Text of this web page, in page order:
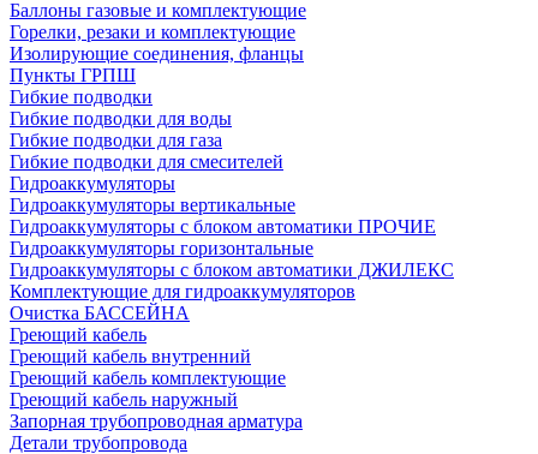
Баллоны газовые и комплектующие
Горелки, резаки и комплектующие
Изолирующие соединения, фланцы
Пункты ГРПШ
Гибкие подводки
Гибкие подводки для воды
Гибкие подводки для газа
Гибкие подводки для смесителей
Гидроаккумуляторы
Гидроаккумуляторы вертикальные
Гидроаккумуляторы с блоком автоматики ПРОЧИЕ
Гидроаккумуляторы горизонтальные
Гидроаккумуляторы с блоком автоматики ДЖИЛЕКС
Комплектующие для гидроаккумуляторов
Очистка БАССЕЙНА
Греющий кабель
Греющий кабель внутренний
Греющий кабель комплектующие
Греющий кабель наружный
Запорная трубопроводная арматура
Детали трубопровода